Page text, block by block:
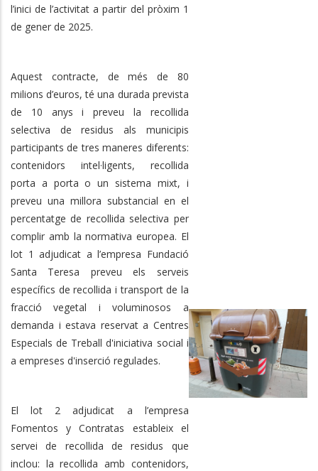
l’inici de l’activitat a partir del pròxim 1
de gener de 2025.
Aquest contracte, de més de 80
milions d’euros, té una durada prevista
de 10 anys i preveu la recollida
selectiva de residus als municipis
participants de tres maneres diferents:
contenidors intel·ligents, recollida
porta a porta o un sistema mixt, i
preveu una millora substancial en el
percentatge de recollida selectiva per
complir amb la normativa europea. El
lot 1 adjudicat a l’empresa Fundació
Santa Teresa preveu els serveis
específics de recollida i transport de la
fracció vegetal i voluminosos a
demanda i estava reservat a Centres
Especials de Treball d'iniciativa social i
a empreses d'inserció regulades.
El lot 2 adjudicat a l’empresa
Fomentos y Contratas estableix el
servei de recollida de residus que
inclou: la recollida amb contenidors,